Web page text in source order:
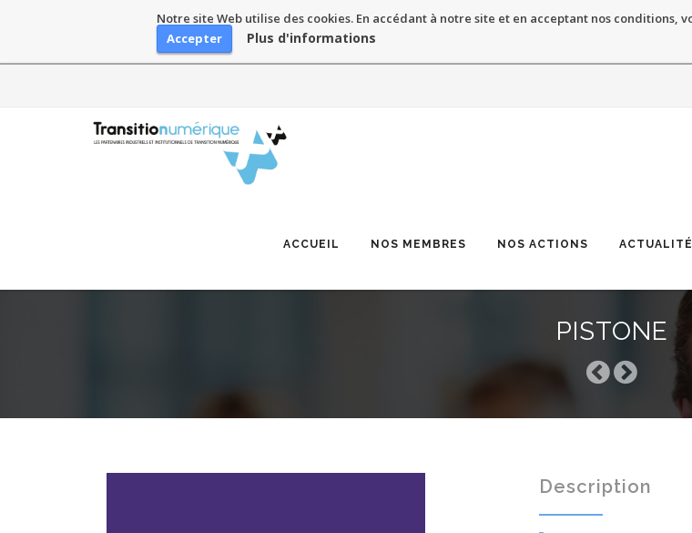
Notre site Web utilise des cookies. En accédant à notre site et en acceptant nos conditions,
Accepter
Plus d'informations
content
ACCUEIL NOS MEMBRES NOS ACTIONS
PISTONE
Description